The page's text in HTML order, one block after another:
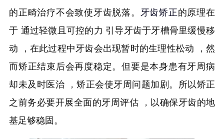
的正畸治疗不会致使牙齿脱落。
牙齿矫正的原理在
于 通过轻微且可控的力 引导牙齿于牙槽骨里缓慢移
动 ，在此过程中牙齿会出现暂时的生理性松动 ，然
而矫正结束后会再度稳定。但要是本身患有牙周病
却未及时医治 ，矫正会使牙周问题加剧。所以矫正
之前务必要开展全面的牙周评估 ，以确保牙齿的地
基足够稳固。